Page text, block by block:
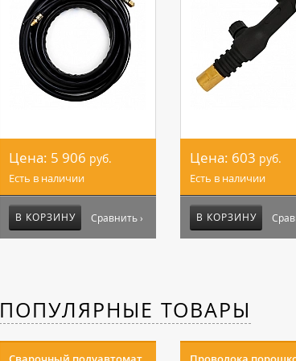
Цена: 5 906 руб.
Есть в наличии
В КОРЗИНУ Сравнить ›
Цена: 603 руб.
Есть в наличии
В КОРЗИНУ
ПОПУЛЯРНЫЕ ТОВАРЫ